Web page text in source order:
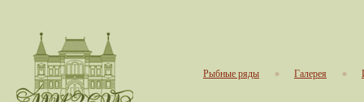
Рыбные ряды Галерея